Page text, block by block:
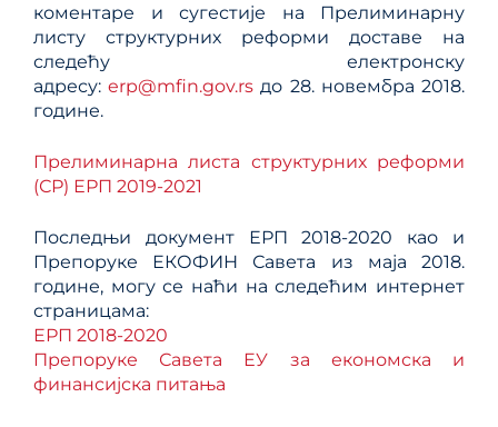
коментаре и сугестије на Прелиминарну
листу структурних реформи доставе на
следећу електронску
адресу:erp@mfin.gov.rs до 28. новембра 2018.
године.
Прелиминарна листа структурних реформи
(СР) ЕРП 2019-2021
Последњи документ ЕРП 2018-2020 као и
Препоруке ЕКОФИН Савета из маја 2018.
године, могу се наћи на следећим интернет
страницама:
ЕРП 2018-2020
Препоруке Савета ЕУ за економска и
финансијска питања